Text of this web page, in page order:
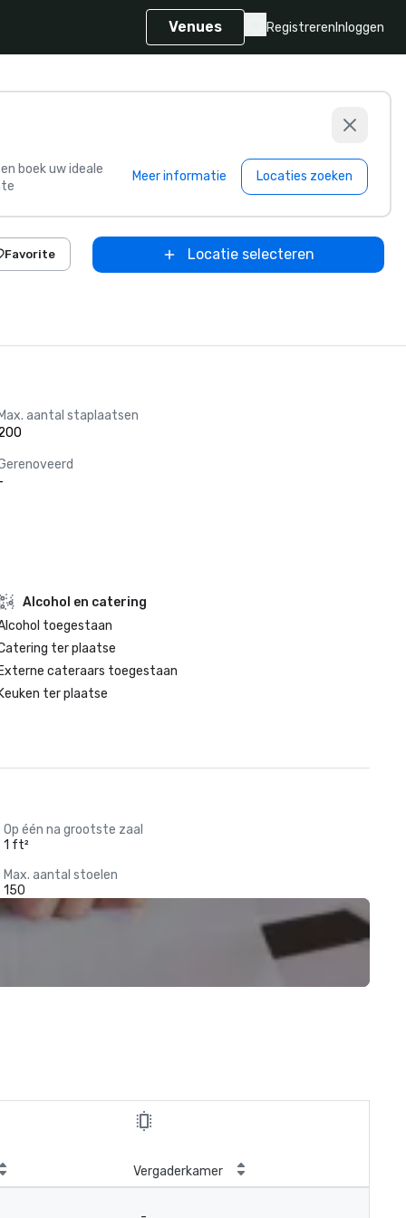
Venues Registreren Inloggen
boek uw ideale
Meer informatie Locaties zoeken
Favorite Locatie selecteren
aantal staplaatsen
Alcohol en catering
toegestaan
ter plaatse
cateraars toegestaan
ter plaatse
Op één na grootste zaal
1 ft²
Max. aantal stoelen
150
Vergaderkamer